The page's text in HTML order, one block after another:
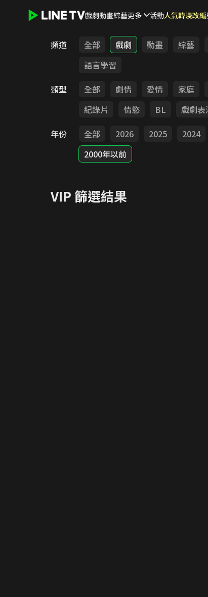
戲劇動畫綜藝更多 活動人氣韓漫改
頻道 全部 戲劇 動畫 綜藝
語言學習
類型
全部 劇情 愛情 家庭
紀錄片
情慾 BL 戲劇表
年份
全部 2026 2025 2024
2000年以前
VIP 篩選結果